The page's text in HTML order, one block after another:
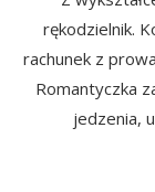
rękodzielnik.
rachunek z
Romantyczka
jedzenia,